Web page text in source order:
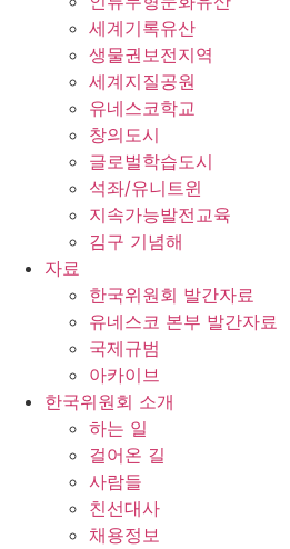
세계기록유산
생물권보전지역
세계지질공원
유네스코학교
창의도시
글로벌학습도시
석좌/유니트윈
지속가능발전교육
김구 기념해
자료
한국위원회 발간자료
유네스코 본부 발간자료
국제규범
아카이브
한국위원회 소개
하는 일
걸어온 길
사람들
친선대사
채용정보